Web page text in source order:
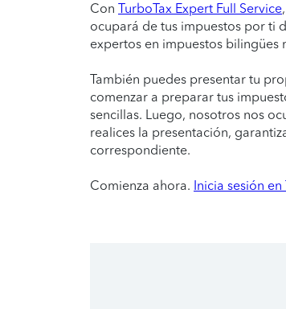
Con TurboTax Expert Full Service
ocupará de tus impuestos por ti
expertos en impuestos
También puedes presentar tu
comenzar a preparar tus
sencillas. Luego, nosotros nos
realices la presentación,
correspondiente.
Comienza ahora. Inicia sesión en